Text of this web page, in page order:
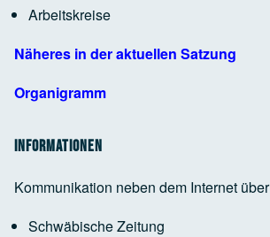
Google Maps Generator
Arbeitskreise
Näheres in der aktuellen Satzung
Organigramm
Informationen
Kommunikation neben dem Internet über
Schwäbische Zeitung